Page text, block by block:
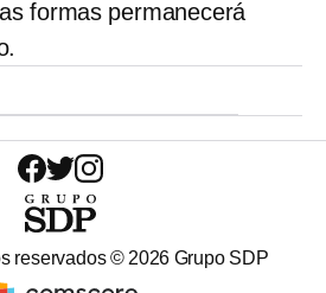
formas permanecerá
reservados © 2026 Grupo SDP